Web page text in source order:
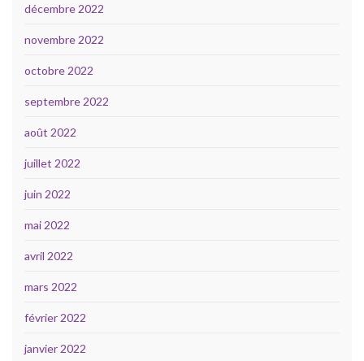
décembre 2022
novembre 2022
octobre 2022
septembre 2022
août 2022
juillet 2022
juin 2022
mai 2022
avril 2022
mars 2022
février 2022
janvier 2022